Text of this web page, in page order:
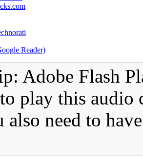
Adobe Flash
play this audio
also need to